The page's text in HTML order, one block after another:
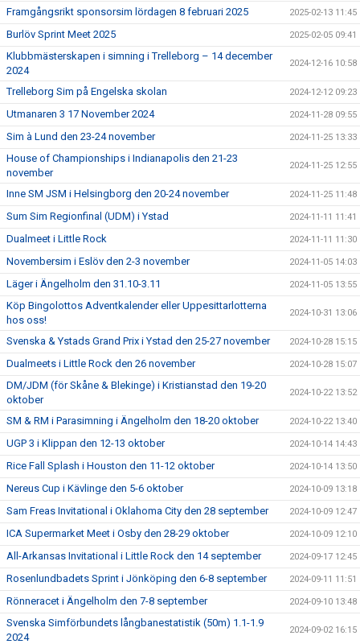
Framgångsrikt sponsorsim lördagen 8 februari 2025 2025-02-13 11:45
Burlöv Sprint Meet 2025 2025-02-05 09:41
Klubbmästerskapen i simning i Trelleborg – 14 december
2024
2024-12-16 10:58
Trelleborg Sim på Engelska skolan 2024-12-12 09:23
Utmanaren 3 17 November 2024 2024-11-28 09:55
Sim à Lund den 23-24 november 2024-11-25 13:33
House of Championships i Indianapolis den 21-23
november
2024-11-25 12:55
Inne SM JSM i Helsingborg den 20-24 november 2024-11-25 11:48
Sum Sim Regionfinal (UDM) i Ystad 2024-11-11 11:41
Dualmeet i Little Rock 2024-11-11 11:30
Novembersim i Eslöv den 2-3 november 2024-11-05 14:03
Läger i Ängelholm den 31.10-3.11 2024-11-05 13:55
Köp Bingolottos Adventkalender eller Uppesittarlotterna
hos oss!
2024-10-31 13:06
Svenska & Ystads Grand Prix i Ystad den 25-27 november 2024-10-28 15:15
Dualmeets i Little Rock den 26 november 2024-10-28 15:07
DM/JDM (för Skåne & Blekinge) i Kristianstad den 19-20
oktober
2024-10-22 13:52
SM & RM i Parasimning i Ängelholm den 18-20 oktober 2024-10-22 13:40
UGP 3 i Klippan den 12-13 oktober 2024-10-14 14:43
Rice Fall Splash i Houston den 11-12 oktober 2024-10-14 13:50
Nereus Cup i Kävlinge den 5-6 oktober 2024-10-09 13:18
Sam Freas Invitational i Oklahoma City den 28 september 2024-10-09 12:47
ICA Supermarket Meet i Osby den 28-29 oktober 2024-10-09 12:10
All-Arkansas Invitational i Little Rock den 14 september 2024-09-17 12:45
Rosenlundbadets Sprint i Jönköping den 6-8 september 2024-09-11 11:51
Rönneracet i Ängelholm den 7-8 september 2024-09-10 13:48
Svenska Simförbundets långbanestatistik (50m) 1.1-1.9
2024
2024-09-02 16:15